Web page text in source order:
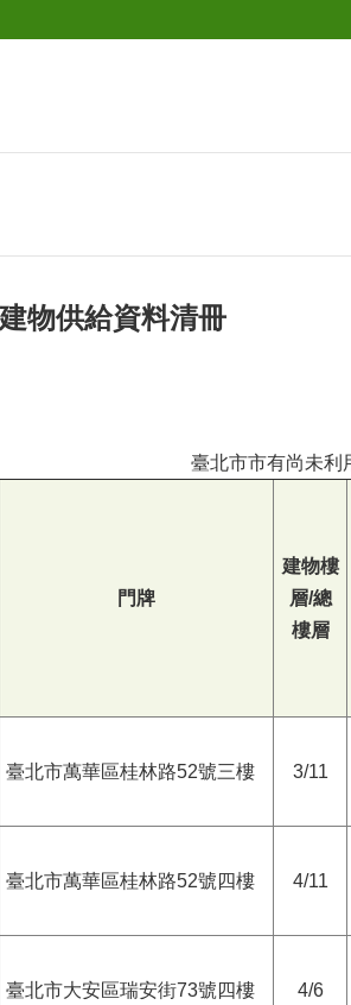
物供給資料清冊
門牌
建物樓
層/總
樓層
臺北市市有尚未利
臺北市萬華區桂林路52號三樓 3/11
臺北市萬華區桂林路52號四樓 4/11
臺北市大安區瑞安街73號四樓 4/6